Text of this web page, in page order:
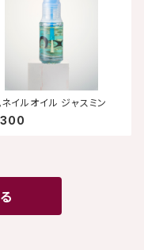
イルオイル ジャスミン